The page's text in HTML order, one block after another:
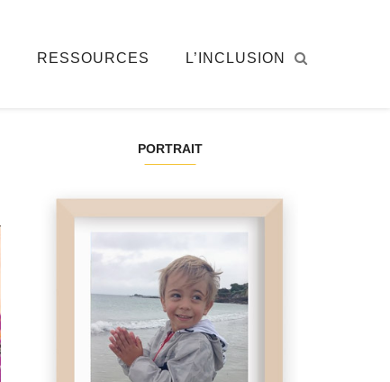
RESSOURCES L’INCLUSION
PORTRAIT